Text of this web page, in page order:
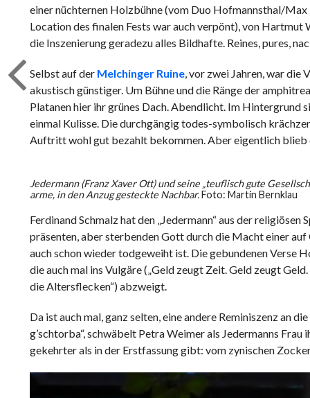
einer nüchternen Holzbühne (vom Duo Hofmannsthal/
Location des finalen Fests war auch verpönt), von
die Inszenierung geradezu alles Bildhafte. Reines, pures,
Selbst auf der Melchinger Ruine, vor zwei Jahren, war die
akustisch günstiger. Um Bühne und die Ränge der
Platanen hier ihr grünes Dach. Abendlicht. Im Hintergrund
einmal Kulisse. Die durchgängig todes-symbolisch
Auftritt wohl gut bezahlt bekommen. Aber eigentlich
Jedermann (Franz Xaver Ott) und seine „teuflisch gute
arme, in den Anzug gesteckte Nachbar.Foto: Martin Bernklau
Ferdinand Schmalz hat den „Jedermann“ aus der
präsenten, aber sterbenden Gott durch die Macht einer
auch schon wieder todgeweiht ist. Die gebundenen Verse
die auch mal ins Vulgäre („Geld zeugt Zeit. Geld zeugt
die Altersflecken“) abzweigt.
Da ist auch mal, ganz selten, eine andere Reminiszenz an
g’schtorba“, schwäbelt Petra Weimer als Jedermanns
gekehrter als in der Erstfassung gibt: vom zynischen